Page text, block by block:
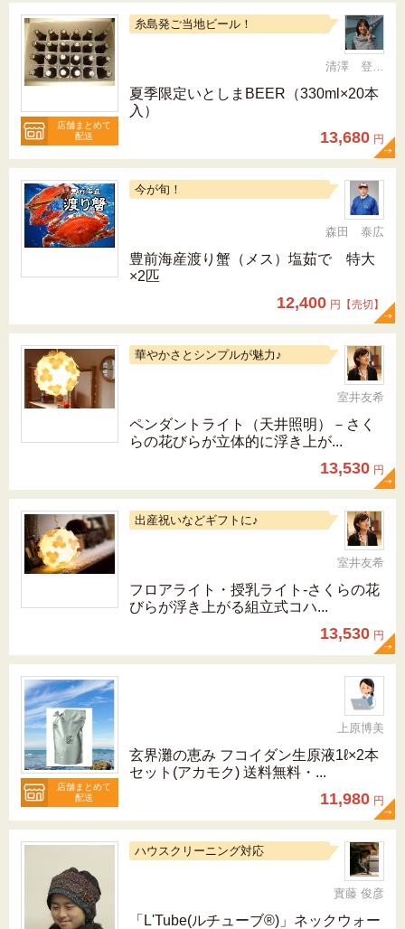
店舗まとめて
配送
糸島発ご当地ビール！
清澤 登希子
夏季限定いとしまBEER（330ml×20本
入）
13,680 円
今が旬！
森田 泰広
豊前海産渡り蟹（メス）塩茹で 特大
×2匹
12,400 円【売切】
華やかさとシンプルが魅力♪
室井友希
ペンダントライト（天井照明）－さく
らの花びらが立体的に浮き上が...
13,530 円
出産祝いなどギフトに♪
室井友希
フロアライト・授乳ライト-さくらの花
びらが浮き上がる組立式コハ...
13,530 円
店舗まとめて
配送
上原博美
玄界灘の恵み フコイダン生原液1ℓ×2本
セット(アカモク) 送料無料・...
11,980 円
ハウスクリーニング対応
實藤 俊彦
「L'Tube(ルチューブ®)」ネックウォー